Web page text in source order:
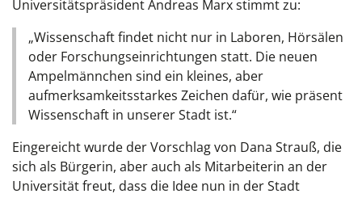
Universitätspräsident Andreas Marx stimmt zu:
„Wissenschaft findet nicht nur in Laboren, Hörsälen
oder Forschungseinrichtungen statt. Die neuen
Ampelmännchen sind ein kleines, aber
aufmerksamkeitsstarkes Zeichen dafür, wie präsent
Wissenschaft in unserer Stadt ist.“
Eingereicht wurde der Vorschlag von Dana Strauß, die
sich als Bürgerin, aber auch als Mitarbeiterin an der
Universität freut, dass die Idee nun in der Stadt